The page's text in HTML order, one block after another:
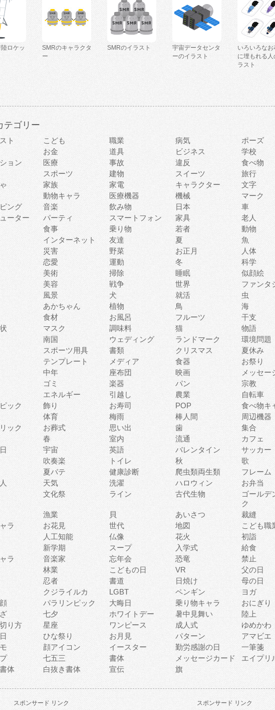
ロケッ
SMRのキャラクタ
ー
SMRのイラスト
宇宙データセンタ
ーのイラスト
いろいろなお
に埋もれる人
ラスト
テゴリー
ト こども 職業 病気
ポーズ
お金
道具 ビジネス
学校
ョン
医療 事故 違反
食べ物
スポーツ
建物 スイーツ
旅行
家族 家電 キャラクター
文字
動物キャラ
医療機器 機械
マーク
ング
音楽 飲み物 日本
車
ーター
パーティ スマートフォン 家具
老人
食事
乗り物 若者
動物
インターネット
友達 夏
魚
災害
野菜 お正月
人体
恋愛
運動 冬
科学
美術
掃除 睡眠
似顔絵
美容
戦争 世界
ファンタ
風景
犬 就活
虫
あかちゃん
植物 鳥
海
食材
お風呂 フルーツ
干支
マスク 調味料 猫
物語
南国
ウェディング ランドマーク
環境問題
スポーツ用具
書類 クリスマス
夏休み
テンプレート
メディア 食器
お祭り
中年
座布団 映画
メッセー
ゴミ
楽器 パン
宗教
エネルギー
引越し 農業
自転車
ック
飾り お寿司 POP
食べ物キ
体育
梅雨 棒人間
周辺機器
ック
お葬式 思い出 歯
集合
春
室内 流通
カフェ
宇宙 英語 バレンタイン
サッカー
吹奏楽
トイレ 秋
歌
夏バテ
健康診断 爬虫類両生類
フレーム
天気 洗濯 ハロウィン
お弁当
文化祭
ライン 古代生物
ゴールデ
ク
漁業
貝 あいさつ
裁縫
ラ
お花見 世代 地図
こども職
人工知能
仏像 花火
初詣
新学期
スープ 入学式
給食
ラ
音楽家 忘年会 恐竜
禁止
林業
こどもの日 VR
父の日
忍者
書道 日焼け
母の日
クジライルカ
LGBT ペンギン
ヨガ
パラリンピック 大晦日 乗り物キャラ
おにぎり
七夕 ホワイトデー 暑中見舞い
陸上
り方
星座 ワンピース 成人式
ゆめかわ
ひな祭り お月見 パターン
アマビエ
顔アイコン イースター 勤労感謝の日
一筆箋
七五三 書体 メッセージカード
エイプリ
体
白抜き書体 宣伝 旗
スポンサード リンク スポンサード リンク